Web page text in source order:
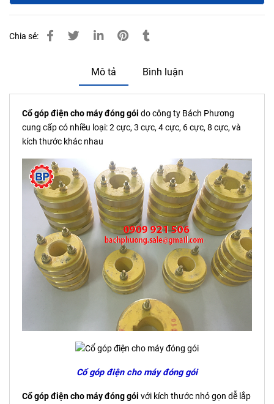
Chia sẻ:
Mô tả Bình luận
Cổ góp điện cho máy đóng gói do công ty Bách Phương
cung cấp có nhiều loại: 2 cực, 3 cực, 4 cực, 6 cực, 8 cực, và
kích thước khác nhau
Cổ góp điện cho máy đóng gói
Cổ góp điện cho máy đóng gói với kích thước nhỏ gọn dễ lắp